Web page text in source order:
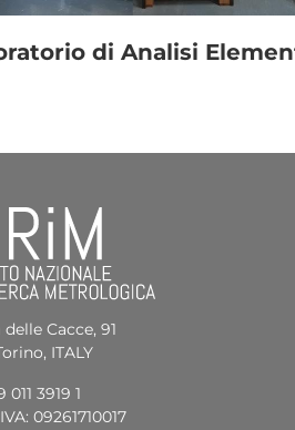
di Analisi
delle Cacce, 91
ITALY
011 3919 1
09261710017